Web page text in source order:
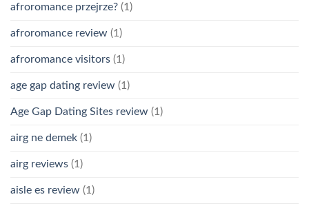
afroromance przejrze? (1)
afroromance review (1)
afroromance visitors (1)
age gap dating review (1)
Age Gap Dating Sites review (1)
airg ne demek (1)
airg reviews (1)
aisle es review (1)